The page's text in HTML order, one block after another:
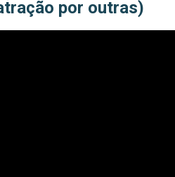
por outras)